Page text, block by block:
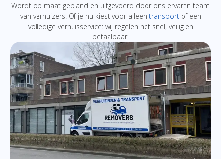
Wordt op maat gepland en uitgevoerd door ons ervaren team
van verhuizers. Of je nu kiest voor alleen transport of een
volledige verhuisservice: wij regelen het snel, veilig en
betaalbaar.